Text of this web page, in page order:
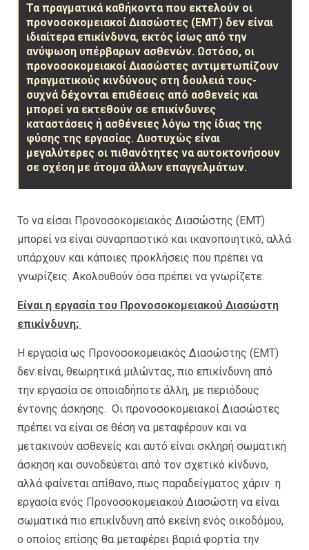
Τα πραγματικά καθήκοντα που εκτελούν οι
προνοσοκομειακοί Διασώστες (ΕΜΤ) δεν είναι
ιδιαίτερα επικίνδυνα, εκτός ίσως από την
ανύψωση υπέρβαρων ασθενών. Ωστόσο, οι
προνοσοκομειακοί Διασώστες αντιμετωπίζουν
πραγματικούς κινδύνους στη δουλειά τους-
συχνά δέχονται επιθέσεις από ασθενείς και
μπορεί να εκτεθούν σε επικίνδυνες
καταστάσεις ή ασθένειες λόγω της ίδιας της
φύσης της εργασίας. Δυστυχώς είναι
μεγαλύτερες οι πιθανότητες να αυτοκτονήσουν
σε σχέση με άτομα άλλων επαγγελμάτων.
Το να είσαι Προνοσοκομειακός Διασώστης (ΕΜΤ)
μπορεί να είναι συναρπαστικό και ικανοποιητικό, αλλά
υπάρχουν και κάποιες προκλήσεις που πρέπει να
γνωρίζεις. Ακολουθούν όσα πρέπει να γνωρίζετε.
Είναι η εργασία του Προνοσοκομειακού Διασώστη
επικίνδυνη;
Η εργασία ως Προνοσοκομειακός Διασώστης (EMT)
δεν είναι, θεωρητικά μιλώντας, πιο επικίνδυνη από
την εργασία σε οποιαδήποτε άλλη, με περιόδους
έντονης άσκησης. Οι προνοσοκομειακοί Διασώστες
πρέπει να είναι σε θέση να μεταφέρουν και να
μετακινούν ασθενείς και αυτό είναι σκληρή σωματική
άσκηση και συνοδεύεται από τον σχετικό κίνδυνο,
αλλά φαίνεται απίθανο, πως παραδείγματος χάριν η
εργασία ενός Προνοσοκομειακού Διασώστη να είναι
σωματικά πιο επικίνδυνη από εκείνη ενός οικοδόμου,
ο οποίος επίσης θα μεταφέρει βαριά φορτία την